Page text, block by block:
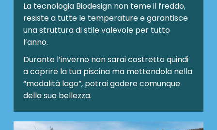
La tecnologia Biodesign non teme il freddo,
resiste a tutte le temperature e garantisce
una struttura di stile valevole per tutto
l’anno.
Durante l’inverno non sarai costretto quindi
a coprire la tua piscina ma mettendola nella
“modalità lago”, potrai godere comunque
della sua bellezza.